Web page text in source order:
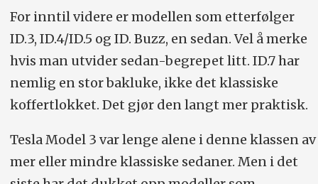
For inntil videre er modellen som etterfølger
ID.3, ID.4/ID.5 og ID. Buzz, en sedan. Vel å merke
hvis man utvider sedan-begrepet litt. ID.7 har
nemlig en stor bakluke, ikke det klassiske
koffertlokket. Det gjør den langt mer praktisk.
Tesla Model 3 var lenge alene i denne klassen av
mer eller mindre klassiske sedaner. Men i det